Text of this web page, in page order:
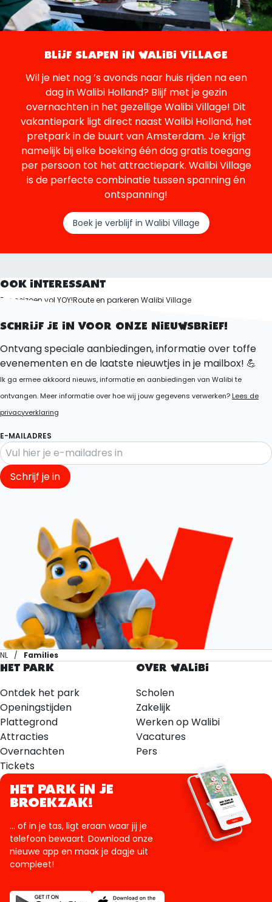
BLIJF SLAPEN IN WALIBI VILLAGE
Wil je niet nog ’s avonds naar huis rijden na een
dag in Walibi Holland? Blijf met je gezin
overnachten in het gezellige Walibi Village! Dit
vakantiepark ligt direct naast Walibi Holland, het
pretpark in de buurt van Amsterdam. Je krijgt
namelijk bij elke boeking één dag gratis toegang
per persoon tot het attractiepark. Walibi Village
is de perfecte combinatie tussen spanning én
ontspanning!
Boek je verblijf in Walibi Village
OOK INTERESSANT
Een seizoen vol YOY!Route en parkeren Walibi Village
SCHRIJF JE IN VOOR ONZE NIEUWSBRIEF!
Ontvang speciale aanbiedingen, informatie over toffe
evenementen en de laatste nieuwtjes in je mailbox! 💪
Ik ga ermee akkoord nieuws, informatie en aanbiedingen van Walibi te
ontvangen. Meer informatie over hoe wij jouw gegevens verwerken?Lees de
privacyverklaring
E-MAILADRES
Schrijf je in
NL
Families
HET PARK
Ontdek het park
Openingstijden
Plattegrond
Attracties
Overnachten
Tickets
OVER WALIBI
Scholen
Zakelijk
Werken op Walibi
Vacatures
Pers
HET PARK IN JE
BROEKZAK!
... of in je tas, ligt eraan waar jij je
telefoon bewaart. Download onze
nieuwe app en maak je dagje uit
compleet!